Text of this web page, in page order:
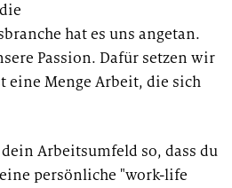
hat es uns angetan.
Passion. Dafür setzen wir
eine Menge Arbeit, die sich
Arbeitsumfeld so, dass du
persönliche "work-life